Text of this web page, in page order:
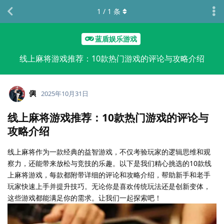
蓝盾娱乐游戏
线上麻将游戏推荐：10款热门游戏的评论与攻略介绍
1 / 1 条
㒜 2025年10月31日
线上麻将游戏推荐：10款热门游戏的评论与
攻略介绍
线上麻将作为一款经典的益智游戏，不仅考验玩家的逻辑思维和观
察力，还能带来放松与竞技的乐趣。以下是我们精心挑选的10款线
上麻将游戏，每款都附带详细的评论和攻略介绍，帮助新手和老手
玩家快速上手并提升技巧。无论你是喜欢传统玩法还是创新变体，
这些游戏都能满足你的需求。让我们一起探索吧！